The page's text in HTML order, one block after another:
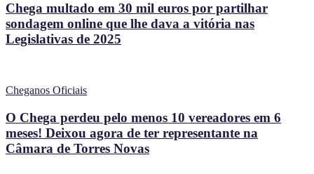
Chega multado em 30 mil euros por partilhar
sondagem online que lhe dava a vitória nas
Legislativas de 2025
Cheganos Oficiais
O Chega perdeu pelo menos 10 vereadores em 6
meses! Deixou agora de ter representante na
Câmara de Torres Novas